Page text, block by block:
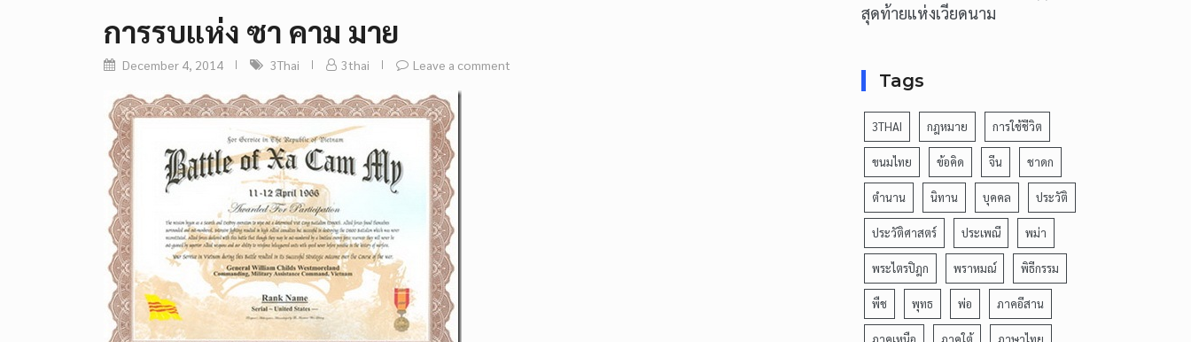
การรบแห่ง ซา คาม มาย
December 4, 2014 3Thai 3thai Leave a comment
สุดท้ายแห่งเวียดนาม
Tags
3THAI กฎหมาย การใช้ชีวิต
ขนมไทย ข้อคิด จีน ชาดก
ตำนาน นิทาน บุคคล ประวัติ
ประวัติศาสตร์ ประเพณี พม่า
พระไตรปิฎก พราหมณ์ พิธีกรรม
พืช พุทธ พ่อ ภาคอีสาน